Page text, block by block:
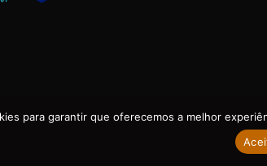
E TECNOLOGIA • TODOS OS DIREITOS
para garantir que oferecemos a melhor